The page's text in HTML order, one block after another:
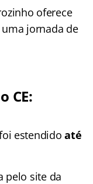
oferece
uma jornada de
CE:
estendidoaté
pelo site da